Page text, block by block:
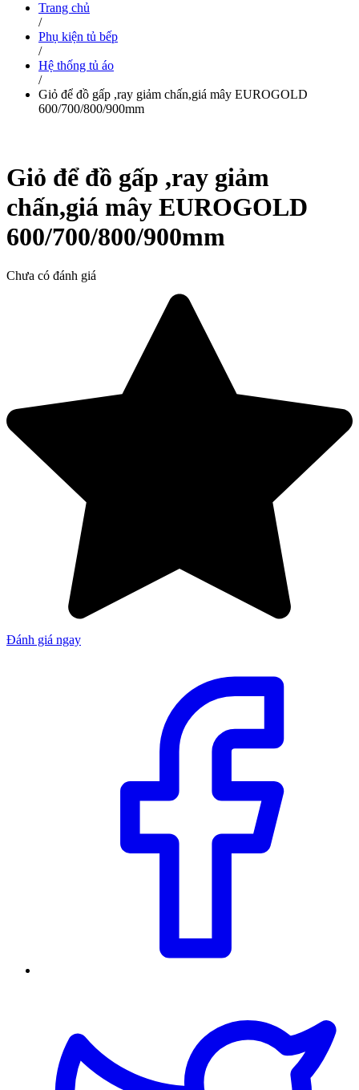
Trang chủ
/
Phụ kiện tủ bếp
/
Hệ thống tủ áo
/
Giỏ để đồ gấp ,ray giảm chấn,giá mây EUROGOLD
600/700/800/900mm
Giỏ để đồ gấp ,ray giảm
chấn,giá mây EUROGOLD
600/700/800/900mm
Chưa có đánh giá
Đánh giá ngay